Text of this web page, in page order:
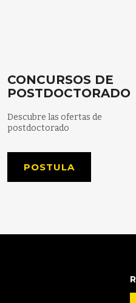
CONCURSOS DE
POSTDOCTORADO
Descubre las ofertas de
postdoctorado
POSTULA